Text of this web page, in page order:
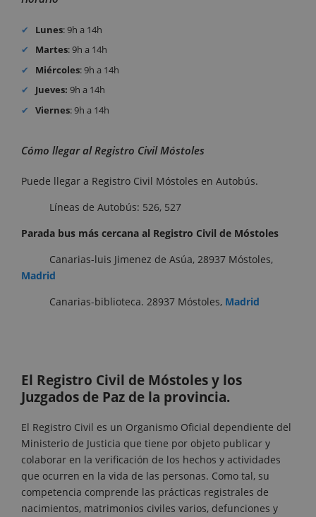
Lunes: 9h a 14h
Martes: 9h a 14h
Miércoles: 9h a 14h
Jueves: 9h a 14h
Viernes: 9h a 14h
Cómo llegar al Registro Civil Móstoles
Puede llegar a Registro Civil Móstoles en Autobús.
Líneas de Autobús: 526, 527
Parada bus más cercana al Registro Civil de Móstoles
Canarias-luis Jimenez de Asúa, 28937 Móstoles,
Madrid
Canarias-biblioteca. 28937 Móstoles, Madrid
El Registro Civil de Móstoles y los
Juzgados de Paz de la provincia.
El Registro Civil es un Organismo Oficial dependiente del
Ministerio de Justicia que tiene por objeto publicar y
colaborar en la verificación de los hechos y actividades
que ocurren en la vida de las personas. Como tal, su
competencia comprende las prácticas registrales de
nacimientos, matrimonios civiles varios, defunciones y